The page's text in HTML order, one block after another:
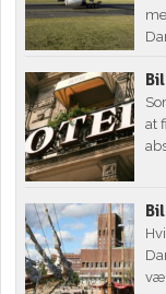
at